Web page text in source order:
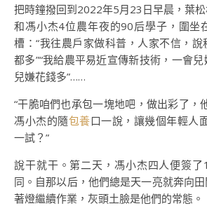
把時鐘撥回到2022年5月23日早晨，葉
和馮小杰4位農年夜的90后學子，圍坐
槽：“我往農戶家做科普，人家不信，
都多”“我給農平易近宣傳新技術，一會
兒嫌花錢多”……
“干脆咱們也承包一塊地吧，做出彩了，
馮小杰的隨包養口一說，讓幾個年輕人
一試？”
說干就干。第二天，馮小杰四人便簽
同。自那以后，他們總是天一亮就奔向
著燈繼續作業，灰頭土臉是他們的常態。